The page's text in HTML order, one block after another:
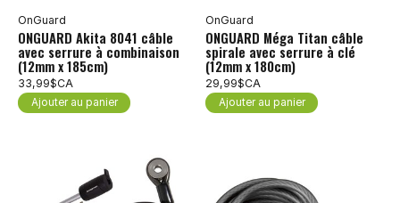
OnGuard
ONGUARD Akita 8041 câble
avec serrure à combinaison
(12mm x 185cm)
33,99$CA
Ajouter au panier
OnGuard
ONGUARD Méga Titan câble
spirale avec serrure à clé
(12mm x 180cm)
29,99$CA
Ajouter au panier